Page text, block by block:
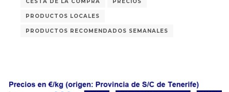
PRODUCTOS LOCALES
PRODUCTOS RECOMENDADOS SEMANALES